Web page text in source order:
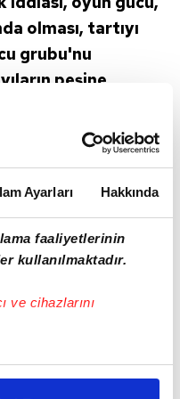
Ayarları Hakkında
faaliyetlerinin
kullanılmaktadır.
ve cihazlarını
sizlere özel
olması, tartıyı
grubu'nu
peşine
son da olmuyor.
gösterdi.
ispat ettiler.